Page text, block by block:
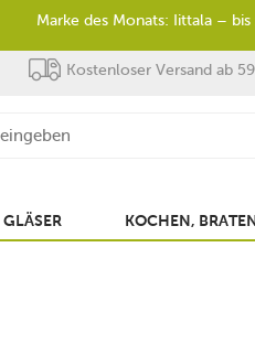
Kostenloser Versand ab
GLÄSER KOCHEN,
Marke des Monats: Iittala –